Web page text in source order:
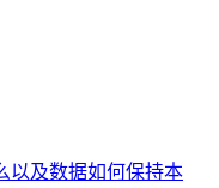
以及数据如何保持本